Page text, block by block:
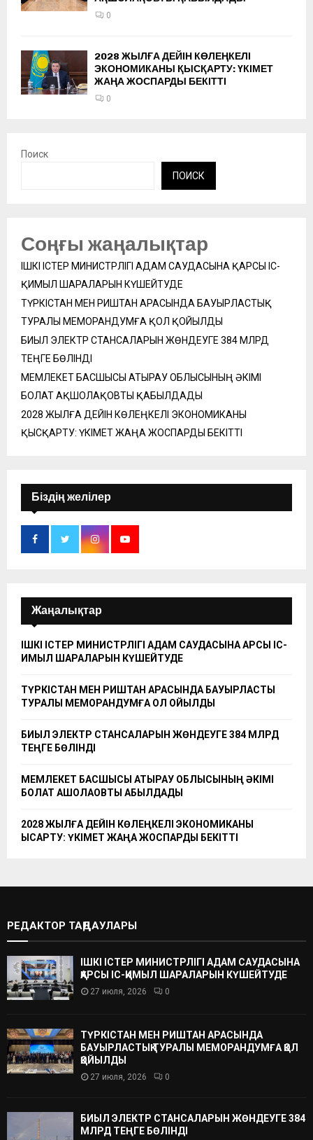
0
2028 ЖЫЛҒА ДЕЙІН КӨЛЕҢКЕЛІ
ЭКОНОМИКАНЫ ҚЫСҚАРТУ: ҮКІМЕТ
ЖАҢА ЖОСПАРДЫ БЕКІТТІ
0
Поиск
ПОИСК
Соңғы жаңалықтар
ІШКІ ІСТЕР МИНИСТРЛІГІ АДАМ САУДАСЫНА ҚАРСЫ ІС-
ҚИМЫЛ ШАРАЛАРЫН КҮШЕЙТУДЕ
ТҮРКІСТАН МЕН РИШТАН АРАСЫНДА БАУЫРЛАСТЫҚ
ТУРАЛЫ МЕМОРАНДУМҒА ҚОЛ ҚОЙЫЛДЫ
БИЫЛ ЭЛЕКТР СТАНСАЛАРЫН ЖӨНДЕУГЕ 384 МЛРД
ТЕҢГЕ БӨЛІНДІ
МЕМЛЕКЕТ БАСШЫСЫ АТЫРАУ ОБЛЫСЫНЫҢ ӘКІМІ
БОЛАТ АҚШОЛАҚОВТЫ ҚАБЫЛДАДЫ
2028 ЖЫЛҒА ДЕЙІН КӨЛЕҢКЕЛІ ЭКОНОМИКАНЫ
ҚЫСҚАРТУ: ҮКІМЕТ ЖАҢА ЖОСПАРДЫ БЕКІТТІ
Біздің желілер
Жаңалықтар
ІШКІ ІСТЕР МИНИСТРЛІГІ АДАМ САУДАСЫНА ҚАРСЫ ІС-
ҚИМЫЛ ШАРАЛАРЫН КҮШЕЙТУДЕ
ТҮРКІСТАН МЕН РИШТАН АРАСЫНДА БАУЫРЛАСТЫҚ
ТУРАЛЫ МЕМОРАНДУМҒА ҚОЛ ҚОЙЫЛДЫ
БИЫЛ ЭЛЕКТР СТАНСАЛАРЫН ЖӨНДЕУГЕ 384 МЛРД
ТЕҢГЕ БӨЛІНДІ
МЕМЛЕКЕТ БАСШЫСЫ АТЫРАУ ОБЛЫСЫНЫҢ ӘКІМІ
БОЛАТ АҚШОЛАҚОВТЫ ҚАБЫЛДАДЫ
2028 ЖЫЛҒА ДЕЙІН КӨЛЕҢКЕЛІ ЭКОНОМИКАНЫ
ҚЫСҚАРТУ: ҮКІМЕТ ЖАҢА ЖОСПАРДЫ БЕКІТТІ
РЕДАКТОР ТАҢДАУЛАРЫ
ІШКІ ІСТЕР МИНИСТРЛІГІ АДАМ САУДАСЫНА
ҚАРСЫ ІС-ҚИМЫЛ ШАРАЛАРЫН КҮШЕЙТУДЕ
27 июля, 2026 0
ТҮРКІСТАН МЕН РИШТАН АРАСЫНДА
БАУЫРЛАСТЫҚ ТУРАЛЫ МЕМОРАНДУМҒА ҚОЛ
ҚОЙЫЛДЫ
27 июля, 2026 0
БИЫЛ ЭЛЕКТР СТАНСАЛАРЫН ЖӨНДЕУГЕ 384
МЛРД ТЕҢГЕ БӨЛІНДІ